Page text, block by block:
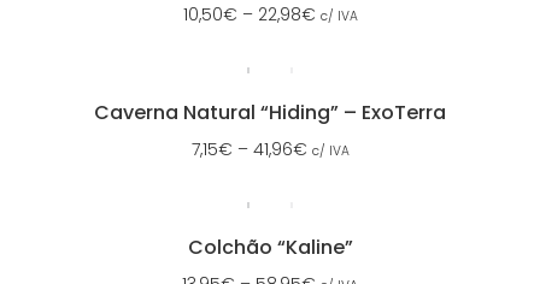
10,50€ – 22,98€ c/ IVA
Caverna Natural “Hiding” – ExoTerra
7,15€ – 41,96€ c/ IVA
Colchão “Kaline”